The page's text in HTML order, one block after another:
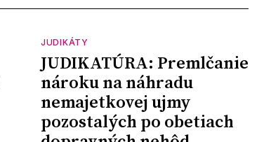
JUDIKÁTY
JUDIKATÚRA: Premlčanie
nároku na náhradu
nemajetkovej ujmy
pozostalých po obetiach